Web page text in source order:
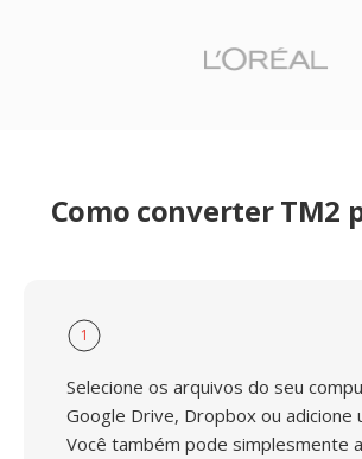
Como converter TM2
1
Selecione os arquivos do seu
Google Drive, Dropbox ou adicione
Você também pode simplesmente